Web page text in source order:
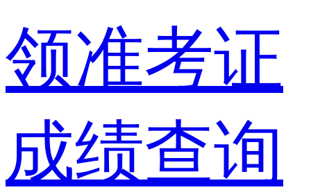
领准考证
成绩查询